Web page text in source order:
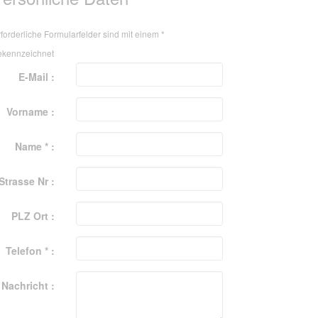
Formularfelder sind mit einem *
E-Mail :
Vorname :
Name * :
Nr :
PLZ Ort :
Telefon * :
Nachricht :